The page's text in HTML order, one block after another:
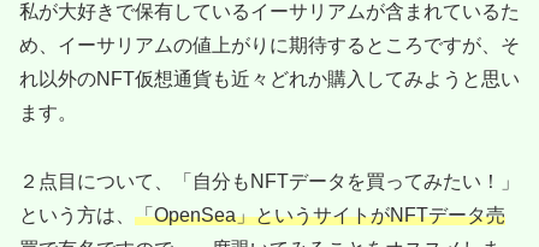
私が大好きで保有しているイーサリアムが含まれているた
め、イーサリアムの値上がりに期待するところですが、そ
れ以外のNFT仮想通貨も近々どれか購入してみようと思い
ます。
２点目について、「自分もNFTデータを買ってみたい！」
という方は、 「OpenSea」というサイトがNFTデータ売